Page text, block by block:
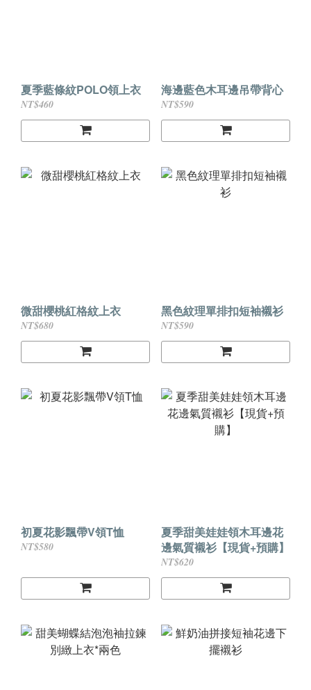
夏季藍條紋POLO領上衣
NT$460
海邊藍色木耳邊吊帶背心
NT$590
微甜櫻桃紅格紋上衣
NT$680
黑色紋理單排扣短袖襯衫
NT$590
初夏花影飄帶V領T恤
NT$580
夏季甜美娃娃領木耳邊花
邊氣質襯衫【現貨+預購】
NT$620